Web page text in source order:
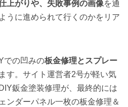
上がりや、失敗事例の画像を通
うに進められて行くのかをリア
での凹みの板金修理とスプレー
す。サイト運営者2号が軽い気
鈑金塗装修理が、最終的には
ンダーパネル一枚の板金修理＆